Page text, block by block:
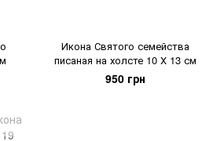
Икона Святого семейства
писаная на холсте 10 Х 13 см
950 грн